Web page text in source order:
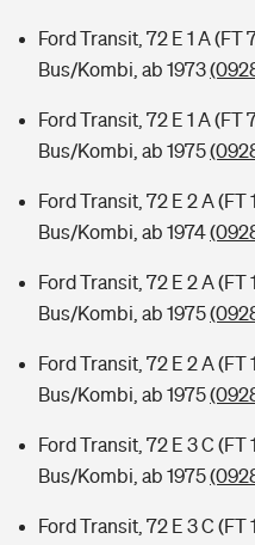
Ford Transit, 72 E 1 A (FT
Bus/Kombi, ab 1973
Ford Transit, 72 E 1 A (FT
Bus/Kombi, ab 1975
Ford Transit, 72 E 2 A (FT
Bus/Kombi, ab 1974
Ford Transit, 72 E 2 A (FT
Bus/Kombi, ab 1975
Ford Transit, 72 E 2 A (FT
Bus/Kombi, ab 1975
Ford Transit, 72 E 3 C (FT
Bus/Kombi, ab 1975
Ford Transit, 72 E 3 C (FT